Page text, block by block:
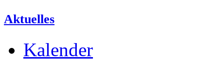
Aktuelles
Kalender